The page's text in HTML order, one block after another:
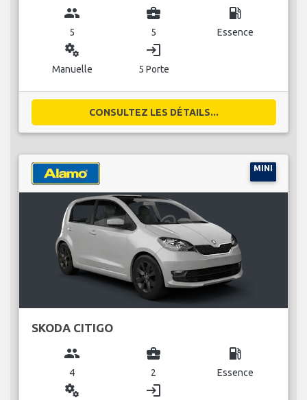
group
5
business_center
5
local_gas_station
Essence
miscellaneous_services
Manuelle
login
5 Porte
CONSULTEZ LES DÉTAILS...
MINI
SKODA CITIGO
group
4
business_center
2
local_gas_station
Essence
miscellaneous_services login